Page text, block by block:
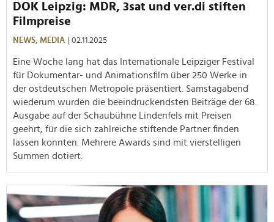
DOK Leipzig: MDR, 3sat und ver.di stiften
Filmpreise
NEWS, MEDIA | 02.11.2025
Eine Woche lang hat das Internationale Leipziger Festival
für Dokumentar- und Animationsfilm über 250 Werke in
der ostdeutschen Metropole präsentiert. Samstagabend
wiederum wurden die beeindruckendsten Beiträge der 68.
Ausgabe auf der Schaubühne Lindenfels mit Preisen
geehrt, für die sich zahlreiche stiftende Partner finden
lassen konnten. Mehrere Awards sind mit vierstelligen
Summen dotiert.